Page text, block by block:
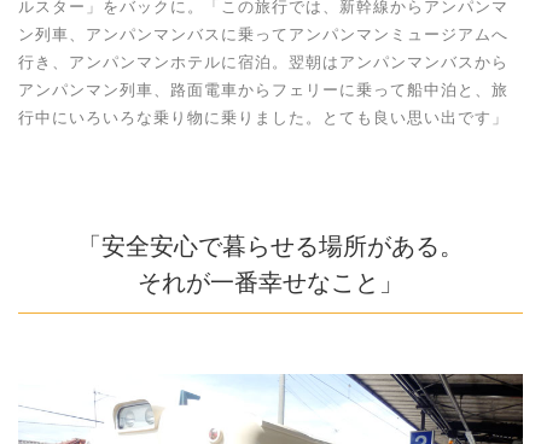
ルスター」をバックに。「この旅行では、新幹線からアンパンマ
ン列車、アンパンマンバスに乗ってアンパンマンミュージアムへ
行き、アンパンマンホテルに宿泊。翌朝はアンパンマンバスから
アンパンマン列車、路面電車からフェリーに乗って船中泊と、旅
行中にいろいろな乗り物に乗りました。とても良い思い出です」
「安全安心で暮らせる場所がある。
それが一番幸せなこと」